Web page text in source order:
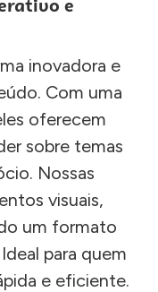
inovadora e
Com uma
oferecem
sobre temas
Nossas
visuais,
um formato
para quem
e eficiente.